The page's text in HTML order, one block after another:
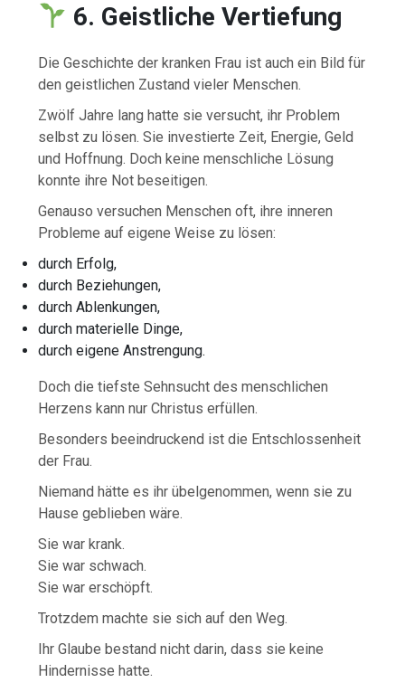
6. Geistliche Vertiefung
Die Geschichte der kranken Frau ist auch ein Bild für
den geistlichen Zustand vieler Menschen.
Zwölf Jahre lang hatte sie versucht, ihr Problem
selbst zu lösen. Sie investierte Zeit, Energie, Geld
und Hoffnung. Doch keine menschliche Lösung
konnte ihre Not beseitigen.
Genauso versuchen Menschen oft, ihre inneren
Probleme auf eigene Weise zu lösen:
durch Erfolg,
durch Beziehungen,
durch Ablenkungen,
durch materielle Dinge,
durch eigene Anstrengung.
Doch die tiefste Sehnsucht des menschlichen
Herzens kann nur Christus erfüllen.
Besonders beeindruckend ist die Entschlossenheit
der Frau.
Niemand hätte es ihr übelgenommen, wenn sie zu
Hause geblieben wäre.
Sie war krank.
Sie war schwach.
Sie war erschöpft.
Trotzdem machte sie sich auf den Weg.
Ihr Glaube bestand nicht darin, dass sie keine
Hindernisse hatte.